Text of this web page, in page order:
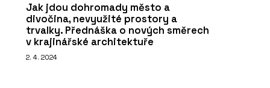
Jak jdou dohromady město a
divočina, nevyužité prostory a
trvalky. Přednáška o nových směrech
v krajinářské architektuře
2. 4. 2024